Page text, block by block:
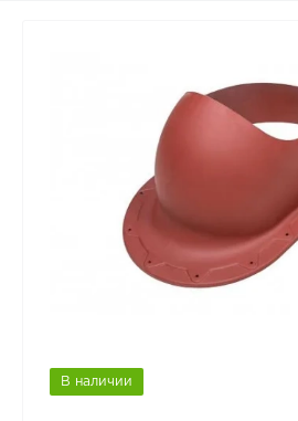
В наличии